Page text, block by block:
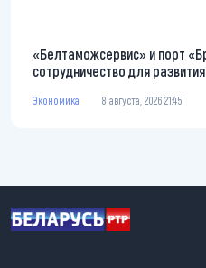
«Белтаможсервис» и порт
сотрудничество для
Экономика 8 августа, 2026 21:45